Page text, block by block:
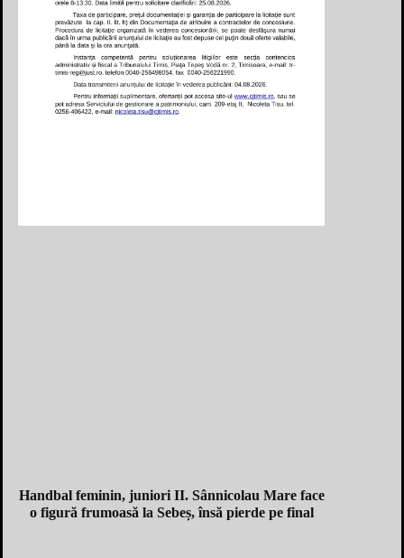
Handbal feminin, juniori II. Sânnicolau Mare face
o figură frumoasă la Sebeș, însă pierde pe final